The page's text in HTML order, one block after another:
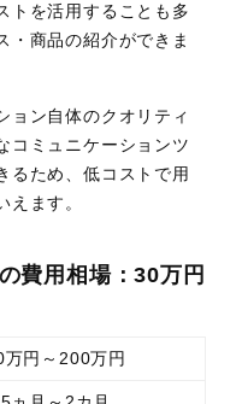
トを活用することも多
・商品の紹介ができま
ョン自体のクオリティ
コミュニケーションツ
るため、低コストで用
えます。
費用相場：30万円
万円～200万円